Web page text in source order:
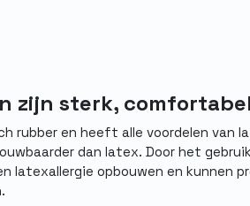
zijn sterk,
rubber en heeft alle voordelen van
dan latex. Door het
latexallergie opbouwen en kunnen